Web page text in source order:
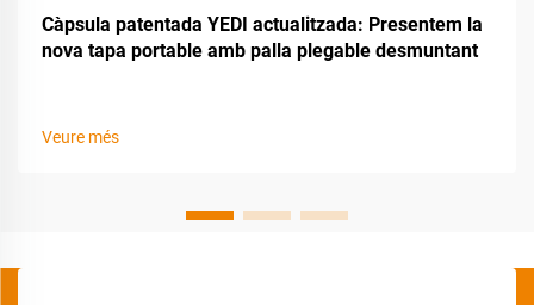
Càpsula patentada YEDI actualitzada: Presentem la
nova tapa portable amb palla plegable desmuntant
Veure més